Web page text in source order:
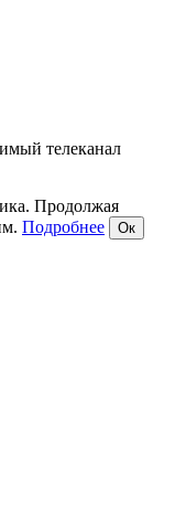
телеканал
Продолжая
Подробнее Ок